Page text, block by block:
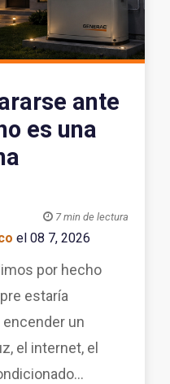
ante
es una
 7 min de lectura
el 08 7, 2026
por hecho
estaría
un
el internet, el